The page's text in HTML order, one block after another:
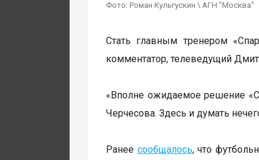
Фото: Роман Кульгускин \ АГН "Москва"
Стать главным тренером
комментатор, телеведущий
«Вполне ожидаемое решение
Черчесова. Здесь и думать
Ранее сообщалось, что